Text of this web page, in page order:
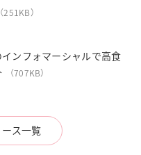
（251KB）
ンフォマーシャルで高食
（707KB）
ス一覧